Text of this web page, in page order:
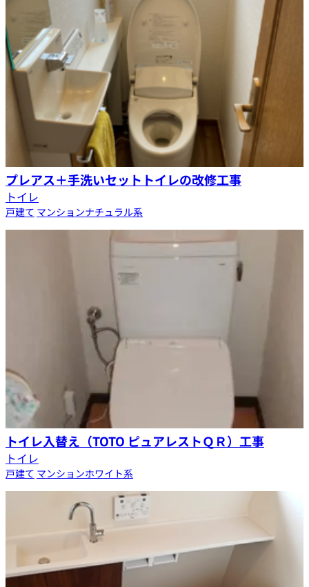
プレアス＋手洗いセットトイレの改修工事
トイレ
戸建て マンションナチュラル系
トイレ入替え（TOTO ピュアレストＱＲ）工事
トイレ
戸建て マンションホワイト系